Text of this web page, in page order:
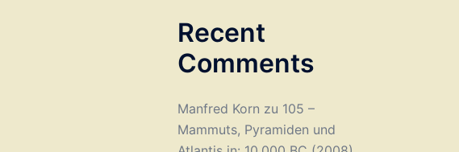
Recent
Comments
Manfred Korn zu 105 –
Mammuts, Pyramiden und